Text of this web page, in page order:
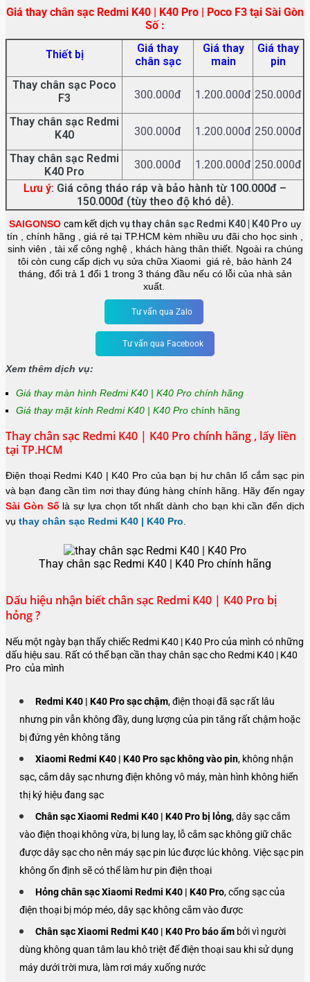
Giá thay chân sạc Redmi K40 | K40 Pro | Poco F3 tại Sài Gòn
Số :
Thiết bị
Giá thay
chân sạc
Giá thay
main
Giá thay
pin
Thay chân sạc Poco
F3
300.000đ 1.200.000đ 250.000đ
Thay chân sạc Redmi
K40
300.000đ 1.200.000đ 250.000đ
Thay chân sạc Redmi
K40 Pro
300.000đ 1.200.000đ 250.000đ
Lưu ý: Giá công tháo ráp và bảo hành từ 100.000đ –
150.000đ (tùy theo độ khó dễ).
SAIGONSO cam kết dịch vụthay chân sạc Redmi K40 | K40 Pro uy
tín , chính hãng , giá rẻ tại TP.HCM kèm nhiều ưu đãi cho học sinh ,
sinh viên , tài xế công nghệ , khách hàng thân thiết. Ngoài ra chúng
tôi còn cung cấp dịch vụ sửa chữa Xiaomi giá rẻ, bảo hành 24
tháng, đổi trả 1 đổi 1 trong 3 tháng đầu nếu có lỗi của nhà sản
xuất.
Tư vấn qua Zalo
Tư vấn qua Facebook
Xem thêm dịch vụ:
Giá thay màn hình Redmi K40 | K40 Pro chính hãng
Giá thay mặt kính Redmi K40 | K40 Pro chính hãng
Thay chân sạc Redmi K40 | K40 Pro chính hãng , lấy liền
tại TP.HCM
Điện thoại Redmi K40 | K40 Pro của bạn bị hư chân lổ cắm sạc pin
và bạn đang cần tìm nơi thay đúng hàng chính hãng.
Hãy đến ngay
Sài Gòn Số là sự lựa chọn tốt nhất dành cho bạn khi cần đến dịch
vụ thay chân sạc Redmi K40 | K40 Pro
Thay chân sạc Redmi K40 | K40 Pro chính hãng
Dấu hiệu nhận biết chân sạc Redmi K40 | K40 Pro bị
hỏng ?
Nếu một ngày bạn thấy chiếc Redmi K40 | K40 Pro của mình có những
dấu hiệu sau. Rất có thể bạn cần thay chân sạc cho Redmi K40 | K40
Pro của mình
Redmi K40 | K40 Pro sạc chậm, điện thoại đã sạc rất lâu
nhưng pin vẫn không đầy, dung lượng của pin tăng rất chậm hoặc
bị đứng yên không tăng
Xiaomi Redmi K40 | K40 Prosạc không vào pin, không nhận
sạc, cắm dây sạc nhưng điện không vô máy, màn hình không hiển
thị ký hiệu đang sạc
Chân sạc Xiaomi Redmi K40 | K40 Pro bị lỏng, dây sạc cắm
vào điện thoại không vừa, bị lung lay, lỗ cắm sạc không giữ chắc
được dây sạc cho nên máy sạc pin lúc được lúc không. Việc sạc pin
không ổn định sẽ có thể làm hư pin điện thoại
Hỏng chân sạc Xiaomi Redmi K40 | K40 Pro, cổng sạc của
điện thoại bị móp méo, dây sạc không cắm vào được
Chân sạc Xiaomi Redmi K40 | K40 Pro báo ẩm bởi vì người
dùng không quan tâm lau khô triệt để điện thoại sau khi sử dụng
máy dưới trời mưa, làm rơi máy xuống nước